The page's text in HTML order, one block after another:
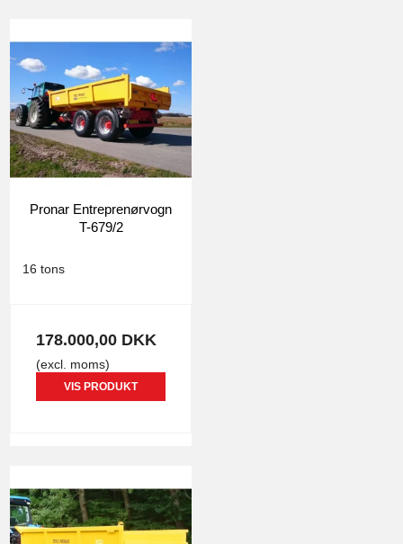
Pronar Entreprenørvogn
T-679/2
16 tons
178.000,00 DKK
(excl. moms)
VIS PRODUKT